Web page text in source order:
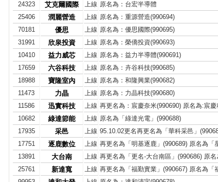
24323
艾克爾國際 上線 原名為：台宏半導體
25406
潤麗營造 上線 原名為：重源營造(990694)
70181
優思 上線 原名為：優思國際(990695)
31991
欣泉投資 上線 原名為：榮僑投資(990693)
10410
益力威芯 上線 原名為：益力半導體(990691)
17659
六谷科技 上線 原名為：卉谷科技(990685)
18988
寶隆室內 上線 原名為：和隆興業(990682)
11473
力晶 上線 原名為：力晶科技(990680)
11586
迅實科技 上線 再更名為：宸慶奈米(990690) 原名為:宸慶
10682
綠達節能 上線 原名為「綠達光電」(990688)
17935
采邑 上線 95.10.02更名再更名為「華科采邑」
17751
逐鹿數位 上線 再更名為「明基逐鹿」(990689) 原名為「
13891
大台南 上線 再更名為「更名-大台南區」(990686) 原
25761
新達寬 上線 再更名為「福勤實業」(990667) 原名為「